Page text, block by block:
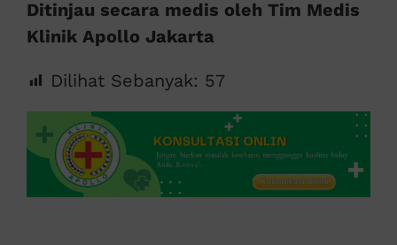
Ditinjau secara medis oleh Tim Medis
Klinik Apollo Jakarta
Dilihat Sebanyak: 57